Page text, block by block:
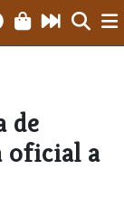
de
oficial a